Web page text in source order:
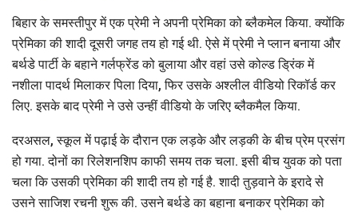
बिहार के समस्तीपुर में एक प्रेमी ने अपनी प्रेमिका को ब्लैकमेल किया. क्योंकि
प्रेमिका की शादी दूसरी जगह तय हो गई थी. ऐसे में प्रेमी ने प्लान बनाया और
बर्थडे पार्टी के बहाने गर्लफ्रेंड को बुलाया और वहां उसे कोल्ड ड्रिंक में
नशीला पादर्थ मिलाकर पिला दिया, फिर उसके अश्लील वीडियो रिकॉर्ड कर
लिए. इसके बाद प्रेमी ने उसे उन्हीं वीडियो के जरिए ब्लैकमैल किया.
दरअसल, स्कूल में पढ़ाई के दौरान एक लड़के और लड़की के बीच प्रेम प्रसंग
हो गया. दोनों का रिलेशनशिप काफी समय तक चला. इसी बीच युवक को पता
चला कि उसकी प्रेमिका की शादी तय हो गई है. शादी तुड़वाने के इरादे से
उसने साजिश रचनी शुरू की. उसने बर्थडे का बहाना बनाकर प्रेमिका को